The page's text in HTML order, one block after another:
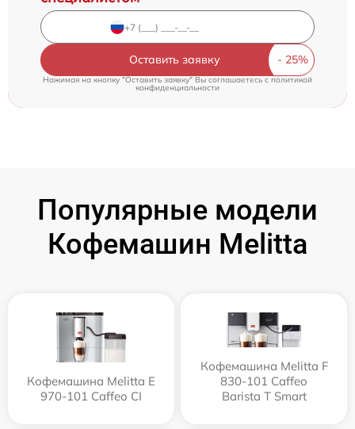
Оставить заявку
Нажимая на кнопку "Оставить заявку" Вы соглашаетесь cполитикой
конфиденциальности
Популярные модели
Кофемашин Melitta
Кофемашина Melitta Е
970-101 Caffeo CI
Кофемашина Melitta F
830-101 Caffeo
Barista T Smart